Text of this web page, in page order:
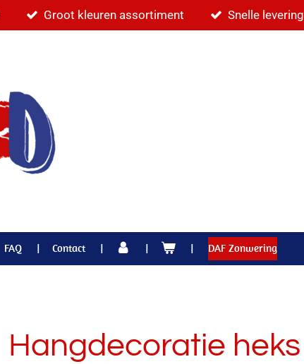
Groot kleuren assortiment Snelle levering
FAQ Contact DAF Zonwering
Hangdecoratie heks